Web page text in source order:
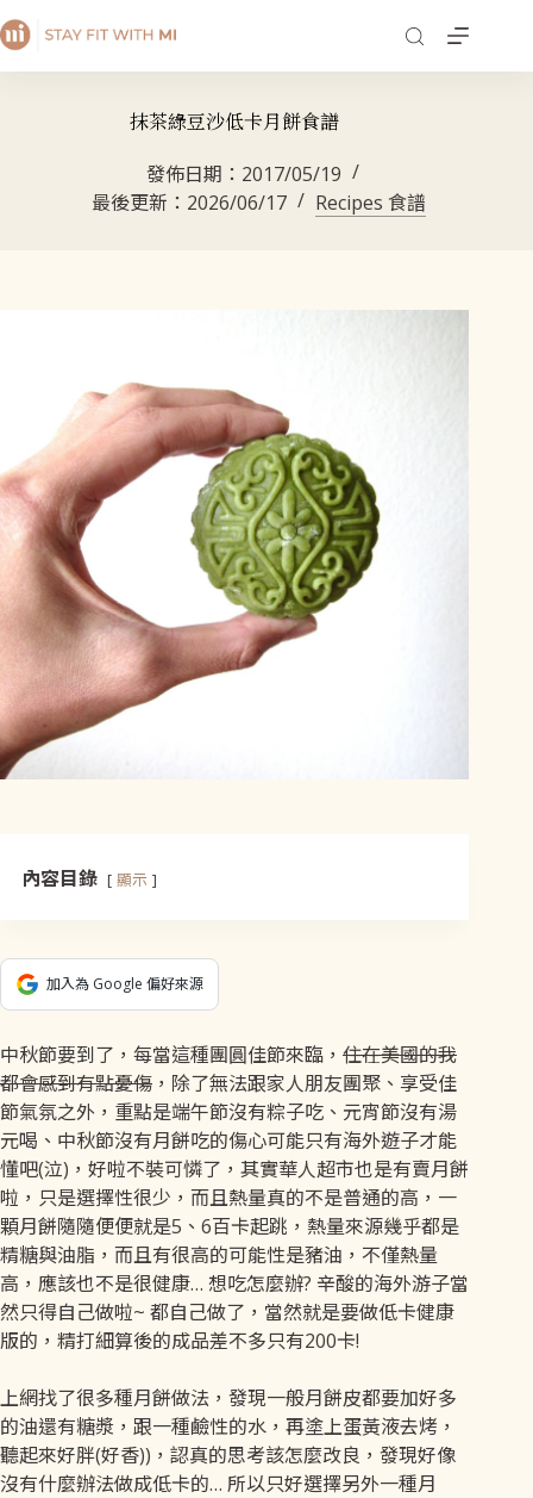
抹茶綠豆沙低卡月餅食譜
發佈日期： 2017/05/19
最後更新： 2026/06/17 Recipes 食譜
內容目錄 顯示
加入為 Google 偏好來源
中秋節要到了，每當這種團圓佳節來臨， 住在美國的我
都會感到有點憂傷 ，除了無法跟家人朋友團聚、享受佳
節氣氛之外，重點是端午節沒有粽子吃、元宵節沒有湯
元喝、中秋節沒有月餅吃的傷心可能只有海外遊子才能
懂吧(泣)，好啦不裝可憐了，其實華人超市也是有賣月餅
啦，只是選擇性很少，而且熱量真的不是普通的高，一
顆月餅隨隨便便就是5、6百卡起跳，熱量來源幾乎都是
精糖與油脂，而且有很高的可能性是豬油，不僅熱量
高，應該也不是很健康… 想吃怎麼辦? 辛酸的海外游子當
然只得自己做啦~ 都自己做了，當然就是要做低卡健康
版的，精打細算後的成品差不多只有200卡!
上網找了很多種月餅做法，發現一般月餅皮都要加好多
的油還有糖漿，跟一種鹼性的水，再塗上蛋黃液去烤，
聽起來好胖(好香))，認真的思考該怎麼改良，發現好像
沒有什麼辦法做成低卡的… 所以只好選擇另外一種月